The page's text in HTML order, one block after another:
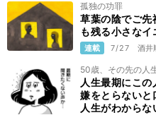
孤独の功罪
草葉の陰でご先
も残る小さなイ
連載 7/27 酒井
50歳、その先の人
人生最期にこ
嫌をとらない
人生がわからな